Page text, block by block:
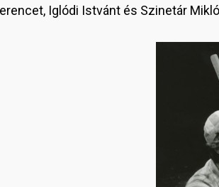
Iglódi Istvánt és Szinetár